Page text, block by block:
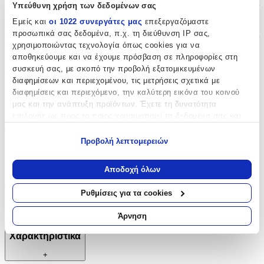
Υπεύθυνη χρήση των δεδομένων σας
Εμείς και οι 1022 συνεργάτες μας επεξεργαζόμαστε
προσωπικά σας δεδομένα, π.χ. τη διεύθυνση IP σας,
χρησιμοποιώντας τεχνολογία όπως cookies για να
αποθηκεύουμε και να έχουμε πρόσβαση σε πληροφορίες στη
συσκευή σας, με σκοπό την προβολή εξατομικευμένων
διαφημίσεων και περιεχομένου, τις μετρήσεις σχετικά με
διαφημίσεις και περιεχόμενο, την καλύτερη εικόνα του κοινού
μας και την ανάπτυξη προϊόντων. Έχετε τη δυνατότητα
Να συλλέξουμε πληροφορίες σχετικά με τη γεωγραφική
σας τοποθεσία, οι οποίες μπορεί να είναι ακριβείς σε
απόσταση μερικών μέτρων
Να αναγνωρίσουμε τη συσκευή σας σαρώνοντας ενεργά
για συγκεκριμένα χαρακτηριστικά (δακτυλικό αποτύπωμα)
Μάθετε περισσότερα σχετικά με τον τρόπο επεξεργασίας των
προσωπικών σας δεδομένων και καθορίστε τις προτιμήσεις σας
ανακαλέσετε τη συγκατάθεσή σας ανά πάσα στιγμή από τη
Προβολή λεπτομερειών
Αποδοχή όλων
Ρυθμίσεις για τα cookies
Άρνηση
απαιτήσεις της σημαντικής αυτής ημέρας. Ιδανικά για να
συνοδεύσουν τη χαρά και τη συγκίνηση της τελετής, αποτελούν
εξαιρετική επιλογή για κάθε γονέα που θέλει να προσφέρει στους
αγαπημένους του ένα ξεχωριστό αναμνηστικό.
Χαρακτηριστικά
Κατασκευαστής:
Φύλο:
Κορίτσι
Χαρακτηριστικά
+